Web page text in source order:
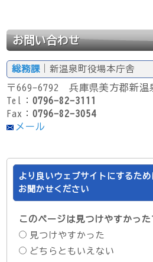
お問い合わせ
総務課 ｜新温泉町役場本庁舎
〒669-6792 兵庫県美方郡新温
Tel：0796-82-3111
Fax：0796-82-3054
メール
より良いウェブサイトにするた
お聞かせください
このページは見つけやすかった
見つけやすかった
どちらともいえない